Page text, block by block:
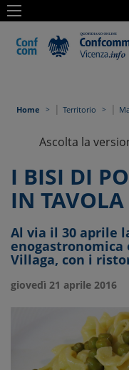
Home | Territorio |
Ascolta la
I BISI DI
IN TAVOLA
Al via il 30 aprile
enogastronomica
Villaga, con i
giovedì 21 aprile 2016